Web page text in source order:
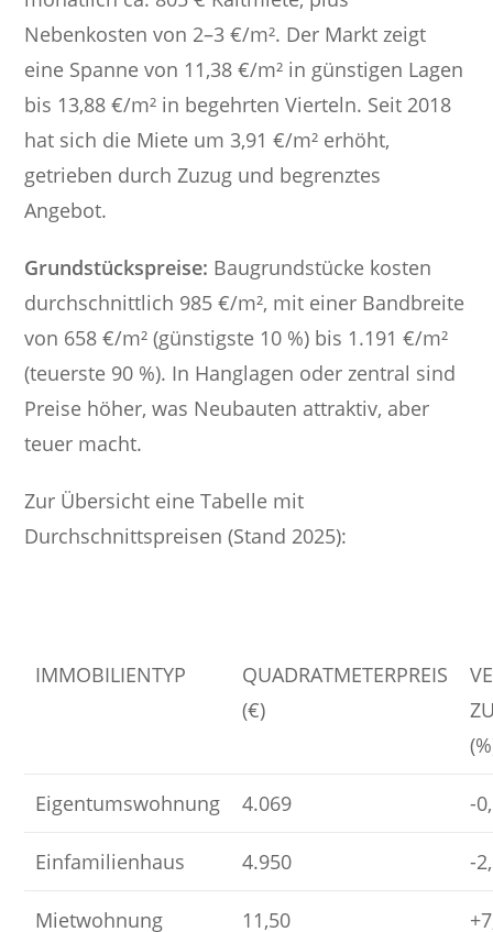
Nebenkosten von 2–3 €/m². Der Markt zeigt
eine Spanne von 11,38 €/m² in günstigen Lagen
bis 13,88 €/m² in begehrten Vierteln. Seit 2018
hat sich die Miete um 3,91 €/m² erhöht,
getrieben durch Zuzug und begrenztes
Angebot.
Grundstückspreise: Baugrundstücke kosten
durchschnittlich 985 €/m², mit einer Bandbreite
von 658 €/m² (günstigste 10 %) bis 1.191 €/m²
(teuerste 90 %). In Hanglagen oder zentral sind
Preise höher, was Neubauten attraktiv, aber
teuer macht.
Zur Übersicht eine Tabelle mit
Durchschnittspreisen (Stand 2025):
IMMOBILIENTYP
QUADRATMETERPREIS
(€)
Eigentumswohnung 4.069 -
Einfamilienhaus 4.950 -
Mietwohnung 11,50